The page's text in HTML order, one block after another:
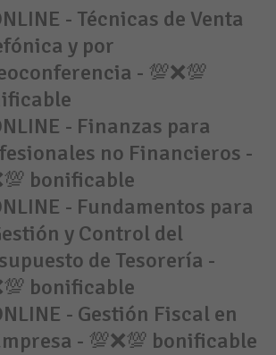
- Técnicas de Venta
y por
- 💯❌💯
- Finanzas para
no Financieros -
bonificable
- Fundamentos para
y Control del
de Tesorería -
bonificable
- Gestión Fiscal en
- 💯❌💯 bonificable